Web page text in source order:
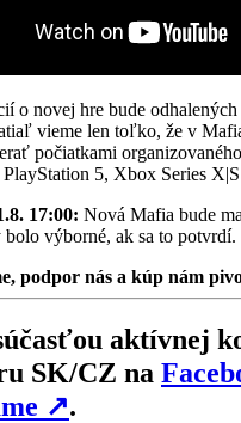
o novej hre bude
vieme len toľko, že v
počiatkami
5, Xbox Series X|S
17:00: Nová Mafia bude
bolo výborné, ak sa to potvrdí.
podpor nás a kúp nám
aktívnej
SK/CZ na
↗.